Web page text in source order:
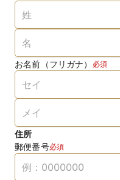
お名前（フリガナ） 必須
住所
郵便番号必須